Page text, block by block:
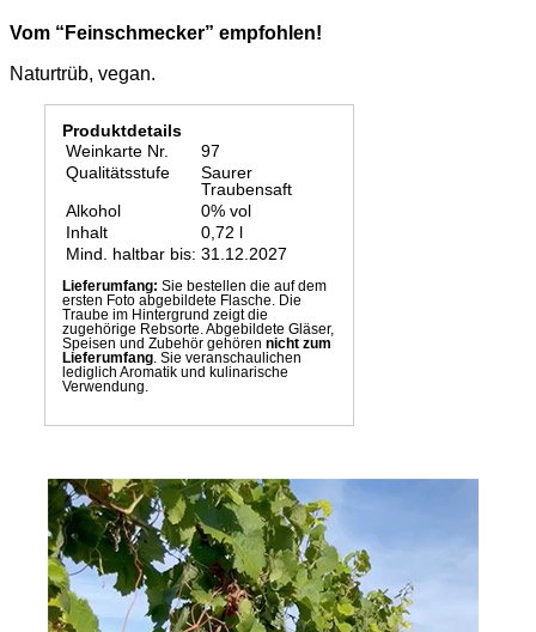
Vom “Feinschmecker” empfohlen!
Naturtrüb, vegan.
Produktdetails
Weinkarte Nr.
97
Qualitätsstufe
Saurer
Traubensaft
Alkohol
0% vol
Inhalt
0,72 l
Mind. haltbar bis: 31.12.2027
Lieferumfang:Sie bestellen die auf dem
ersten Foto abgebildete Flasche. Die
Traube im Hintergrund zeigt die
zugehörige Rebsorte. Abgebildete Gläser,
Speisen und Zubehör gehörennicht zum
Lieferumfang. Sie veranschaulichen
lediglich Aromatik und kulinarische
Verwendung.